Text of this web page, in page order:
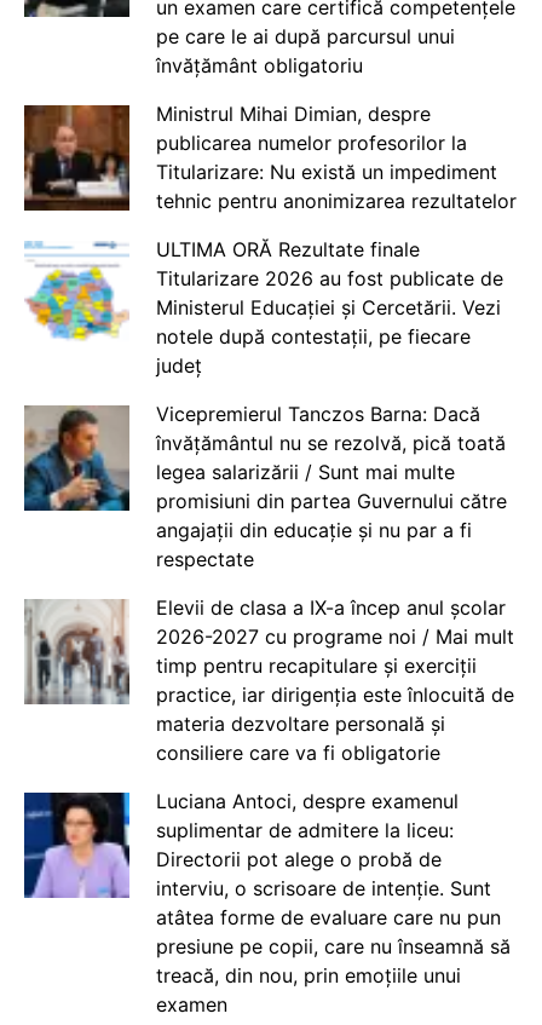
un examen care certifică competențele
pe care le ai după parcursul unui
învățământ obligatoriu
Ministrul Mihai Dimian, despre
publicarea numelor profesorilor la
Titularizare: Nu există un impediment
tehnic pentru anonimizarea rezultatelor
ULTIMA ORĂ Rezultate finale
Titularizare 2026 au fost publicate de
Ministerul Educației și Cercetării. Vezi
notele după contestații, pe fiecare
județ
Vicepremierul Tanczos Barna: Dacă
învățământul nu se rezolvă, pică toată
legea salarizării / Sunt mai multe
promisiuni din partea Guvernului către
angajații din educație și nu par a fi
respectate
Elevii de clasa a IX-a încep anul școlar
2026-2027 cu programe noi / Mai mult
timp pentru recapitulare și exerciții
practice, iar dirigenția este înlocuită de
materia dezvoltare personală și
consiliere care va fi obligatorie
Luciana Antoci, despre examenul
suplimentar de admitere la liceu:
Directorii pot alege o probă de
interviu, o scrisoare de intenție. Sunt
atâtea forme de evaluare care nu pun
presiune pe copii, care nu înseamnă să
treacă, din nou, prin emoțiile unui
examen